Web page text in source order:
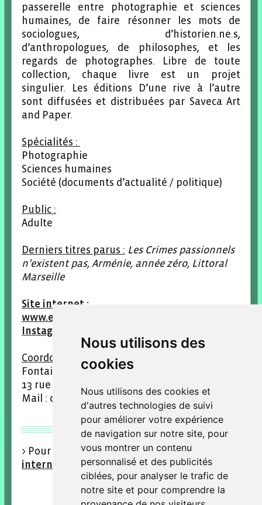
Nous utilisons des
cookies
Nous utilisons des cookies et
d'autres technologies de suivi
pour améliorer votre expérience
de navigation sur notre site, pour
vous montrer un contenu
personnalisé et des publicités
ciblées, pour analyser le trafic de
notre site et pour comprendre la
passerelle entre photographie et sciences
humaines, de faire résonner les mots de
sociologues, d’historien.ne.s,
d’anthropologues, de philosophes, et les
regards de photographes. Libre de toute
collection, chaque livre est un projet
singulier. Les éditions D’une rive à l’autre
sont diffusées et distribuées par Saveca Art
and Paper.
Spécialités :
Photographie
Sciences humaines
Société (documents d’actualité / politique)
Public :
Adulte
Derniers titres parus : Les Crimes passionnels
n’existent pas, Arménie, année zéro, Littoral
Marseille
Site internet :
www.editionsdunerivealautre.com
Instagram : @editionsdunerivealautre
Coordonnées :
Fontaine O Livres
13 rue vaucouleurs, Paris 11e
Mail : contact@editionsdunerivealautre.com
> Pour en savoir plus rendez-vous sur le
internet des Éditions d'une rive à l'autre